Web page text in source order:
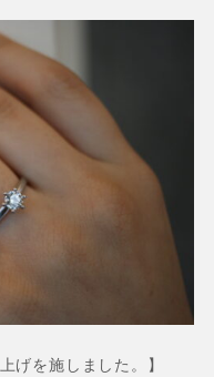
げを施しました。】